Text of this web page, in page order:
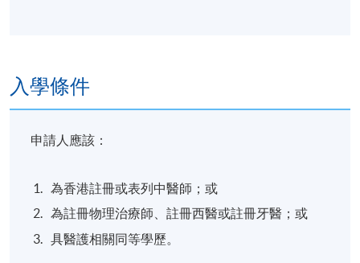
入學條件
申請人應該：
為香港註冊或表列中醫師；或
為註冊物理治療師、註冊西醫或註冊牙醫；或
具醫護相關同等學歷。